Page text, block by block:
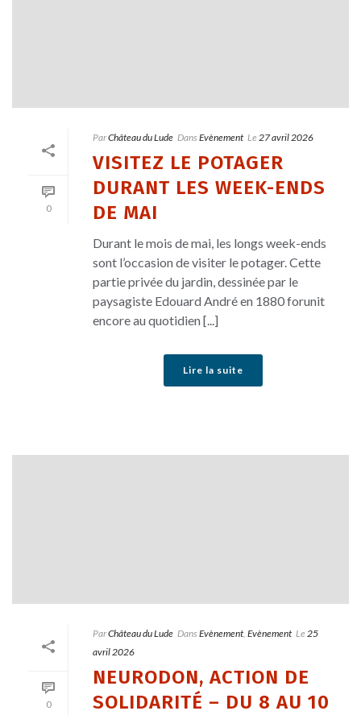
0
ParChâteau du Lude DansEvènement Le 27 avril 2026
VISITEZ LE POTAGER
DURANT LES WEEK-ENDS
DE MAI
Durant le mois de mai, les longs week-ends
sont l’occasion de visiter le potager. Cette
partie privée du jardin, dessinée par le
paysagiste Edouard André en 1880 forunit
encore au quotidien [...]
Lire la suite
0
ParChâteau du Lude DansEvènement, Evènement Le 25
avril 2026
NEURODON, ACTION DE
SOLIDARITÉ – DU 8 AU 10